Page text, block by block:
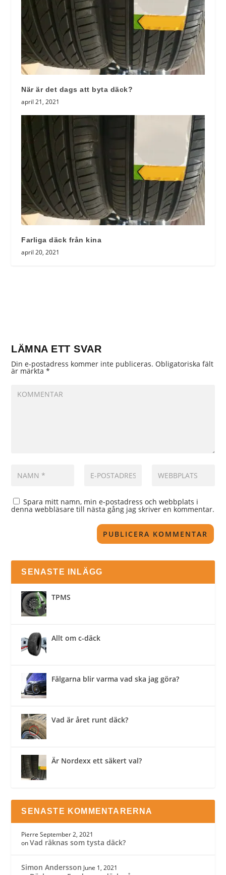
När är det dags att byta däck?
april 21, 2021
Farliga däck från kina
april 20, 2021
LÄMNA ETT SVAR
Din e-postadress kommer inte publiceras. Obligatoriska fält
är märkta*
Spara mitt namn, min e-postadress och webbplats i
denna webbläsare till nästa gång jag skriver en kommentar.
SENASTE INLÄGG
TPMS
Allt om c-däck
Fälgarna blir varma vad ska jag göra?
Vad är året runt däck?
Är Nordexx ett säkert val?
SENASTE KOMMENTARERNA
Pierre September 2, 2021
onVad räknas som tysta däck?
Simon Andersson June 1, 2021